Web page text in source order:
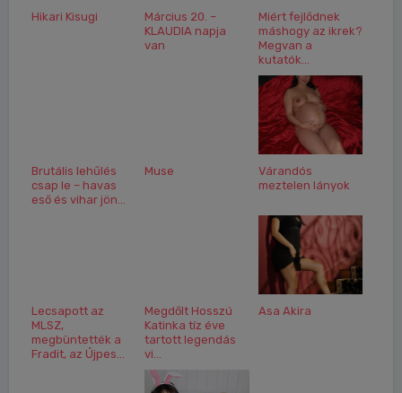
Hikari Kisugi
Március 20. –
KLAUDIA napja
van
Miért fejlődnek
máshogy az ikrek?
Megvan a
kutatók...
Brutális lehűlés
csap le – havas
eső és vihar jön...
Muse
Várandós
meztelen lányok
Lecsapott az
MLSZ,
megbüntették a
Fradit, az Újpes...
Megdőlt Hosszú
Katinka tíz éve
tartott legendás
vi...
Asa Akira